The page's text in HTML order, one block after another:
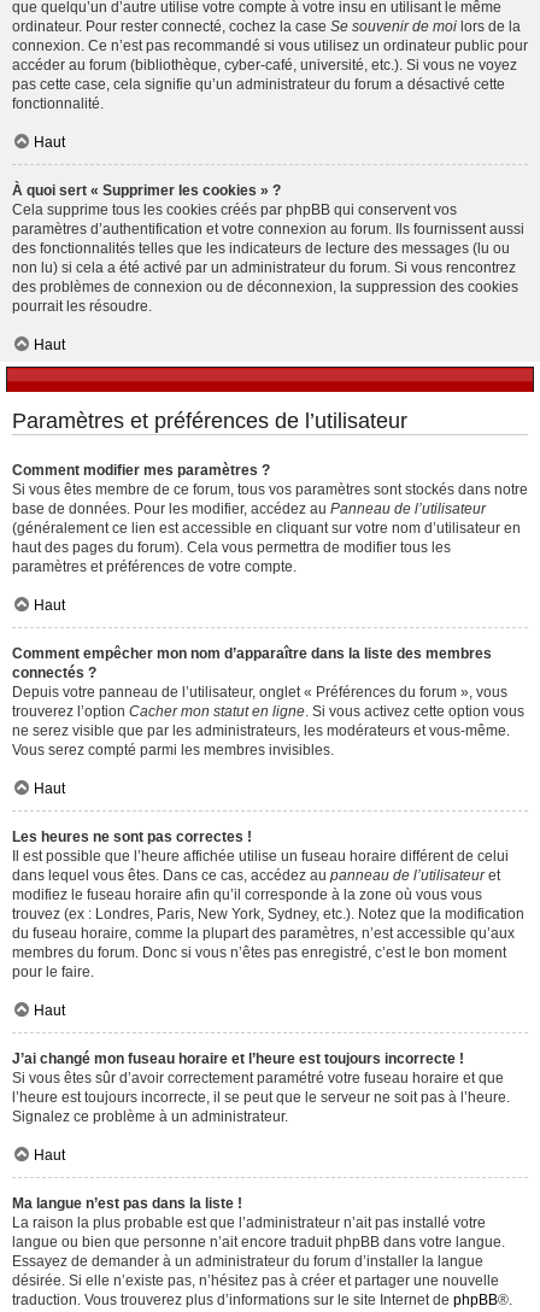
que quelqu’un d’autre utilise votre compte à votre insu en utilisant le même
ordinateur. Pour rester connecté, cochez la case Se souvenir de moi lors de la
connexion. Ce n’est pas recommandé si vous utilisez un ordinateur public pour
accéder au forum (bibliothèque, cyber-café, université, etc.). Si vous ne voyez
pas cette case, cela signifie qu’un administrateur du forum a désactivé cette
fonctionnalité.
Haut
À quoi sert « Supprimer les cookies » ?
Cela supprime tous les cookies créés par phpBB qui conservent vos
paramètres d’authentification et votre connexion au forum. Ils fournissent aussi
des fonctionnalités telles que les indicateurs de lecture des messages (lu ou
non lu) si cela a été activé par un administrateur du forum. Si vous rencontrez
des problèmes de connexion ou de déconnexion, la suppression des cookies
pourrait les résoudre.
Haut
Paramètres et préférences de l’utilisateur
Comment modifier mes paramètres ?
Si vous êtes membre de ce forum, tous vos paramètres sont stockés dans notre
base de données. Pour les modifier, accédez au Panneau de l’utilisateur
(généralement ce lien est accessible en cliquant sur votre nom d’utilisateur en
haut des pages du forum). Cela vous permettra de modifier tous les
paramètres et préférences de votre compte.
Haut
Comment empêcher mon nom d’apparaître dans la liste des membres
connectés ?
Depuis votre panneau de l’utilisateur, onglet « Préférences du forum », vous
trouverez l’option Cacher mon statut en ligne . Si vous activez cette option vous
ne serez visible que par les administrateurs, les modérateurs et vous-même.
Vous serez compté parmi les membres invisibles.
Haut
Les heures ne sont pas correctes !
Il est possible que l’heure affichée utilise un fuseau horaire différent de celui
dans lequel vous êtes. Dans ce cas, accédez au panneau de l’utilisateuret
modifiez le fuseau horaire afin qu’il corresponde à la zone où vous vous
trouvez (ex : Londres, Paris, New York, Sydney, etc.). Notez que la modification
du fuseau horaire, comme la plupart des paramètres, n’est accessible qu’aux
membres du forum. Donc si vous n’êtes pas enregistré, c’est le bon moment
pour le faire.
Haut
J’ai changé mon fuseau horaire et l’heure est toujours incorrecte !
Si vous êtes sûr d’avoir correctement paramétré votre fuseau horaire et que
l’heure est toujours incorrecte, il se peut que le serveur ne soit pas à l’heure.
Signalez ce problème à un administrateur.
Haut
Ma langue n’est pas dans la liste !
La raison la plus probable est que l’administrateur n’ait pas installé votre
langue ou bien que personne n’ait encore traduit phpBB dans votre langue.
Essayez de demander à un administrateur du forum d’installer la langue
désirée. Si elle n’existe pas, n’hésitez pas à créer et partager une nouvelle
traduction. Vous trouverez plus d’informations sur le site Internet de phpBB®.